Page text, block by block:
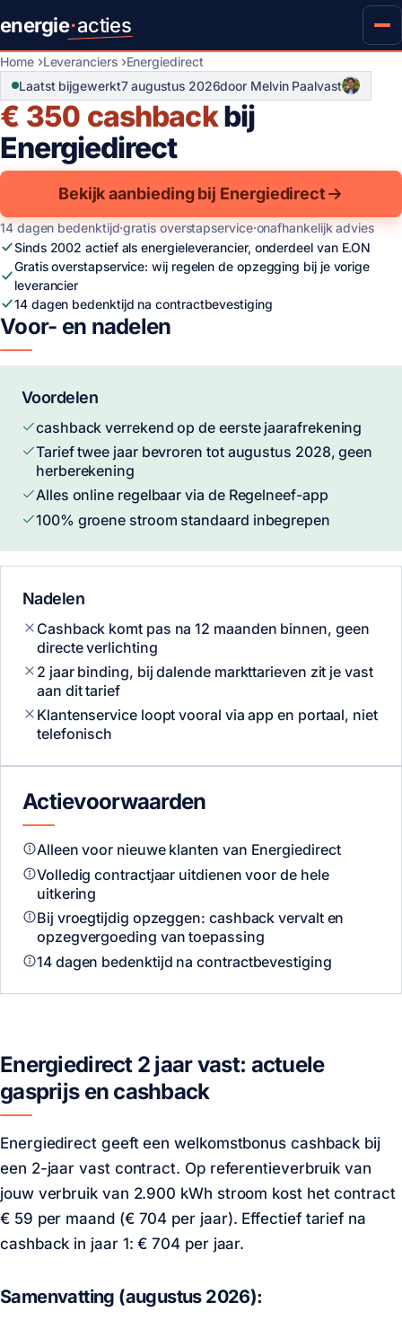
energie·acties
Home Leveranciers
Energiedirect
Laatst bijgewerkt7 augustus 2026door Melvin Paalvast
€ 350 cashbackbij
Energiedirect
Bekijk aanbieding bij Energiedirect
14 dagen bedenktijd·gratis overstapservice·onafhankelijk advies
Sinds 2002 actief als energieleverancier, onderdeel van E.ON
Gratis overstapservice: wij regelen de opzegging bij je vorige
leverancier
14 dagen bedenktijd na contractbevestiging
Voor- en nadelen
Voordelen
cashback verrekend op de eerste jaarafrekening
Tarief twee jaar bevroren tot augustus 2028, geen
herberekening
Alles online regelbaar via de Regelneef-app
100% groene stroom standaard inbegrepen
Nadelen
Cashback komt pas na 12 maanden binnen, geen
directe verlichting
2 jaar binding, bij dalende markttarieven zit je vast
aan dit tarief
Klantenservice loopt vooral via app en portaal, niet
telefonisch
Actievoorwaarden
Alleen voor nieuwe klanten van Energiedirect
Volledig contractjaar uitdienen voor de hele
uitkering
Bij vroegtijdig opzeggen: cashback vervalt en
opzegvergoeding van toepassing
14 dagen bedenktijd na contractbevestiging
Energiedirect 2 jaar vast: actuele
gasprijs en cashback
Energiedirect geefteen welkomstbonus cashback bij
een 2-jaar vast contract. Op referentieverbruik van
jouw verbruik van 2.900 kWh stroom kost het contract
€ 59 per maand (€ 704 per jaar). Effectief tarief na
cashback in jaar 1:€ 704 per jaar.
Samenvatting (augustus 2026):